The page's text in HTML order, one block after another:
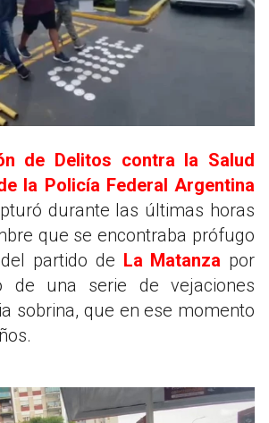
de Delitos contra la Salud
la Policía Federal Argentina
durante las últimas horas
que se encontraba prófugo
partido de La Matanza por
de una serie de vejaciones
sobrina, que en ese momento